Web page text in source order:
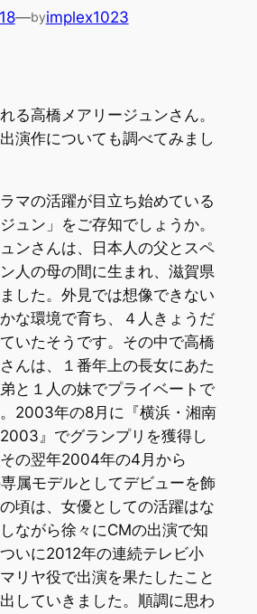
—byimplex1023
る高橋メアリージュンさん。
演作についても調べてみまし
マの活躍が目立ち始めている
ュン」をご存知でしょうか。
ンさんは、日本人の父とスペ
人の母の間に生まれ、滋賀県
した。外見では想像できない
な環境で育ち、４人きょうだ
いたそうです。その中で高橋
んは、１番年上の長女にあた
と１人の妹でプライベートで
2003年の8月に『横浜・湘南
』でグランプリを獲得し
の翌年2004年の4月から
専属モデルとしてデビューを飾
頃は、女優としての活躍はな
ながら徐々にCMの出演で知
いに2012年の連続テレビ小
リヤ役で出演を果たしたこと
していきました。順調に思わ